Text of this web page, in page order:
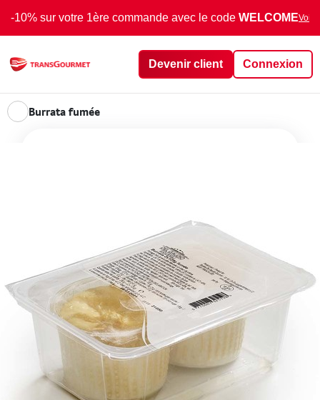
-10% sur votre 1ère commande avec le code WELCOMEVoir
Devenir client Connexion
Burrata fumée